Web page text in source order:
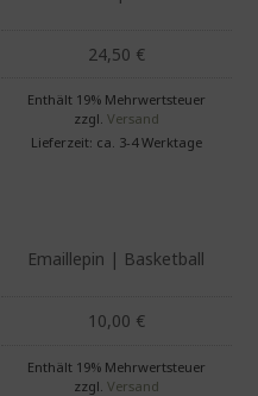
24,50 €
Enthält 19% Mehrwertsteuer
zzgl. Versand
Lieferzeit: ca. 3-4 Werktage
Emaillepin | Basketball
10,00 €
Enthält 19% Mehrwertsteuer
zzgl. Versand